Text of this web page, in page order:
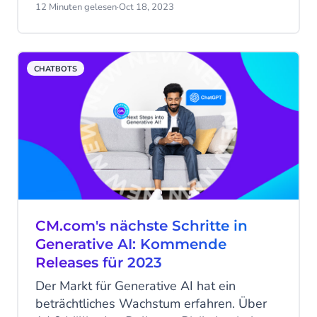
können sie Ihrem Unternehmen helfen?
in diesem Blog.
12 Minuten gelesen·Oct 18, 2023
CHATBOTS
CM.com's nächste Schritte in
Generative AI: Kommende
Releases für 2023
Der Markt für Generative AI hat ein
beträchtliches Wachstum erfahren. Über